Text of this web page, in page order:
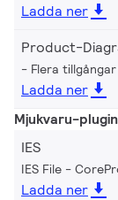
Ladda ner
Product-
Flera tillgångar
Ladda ner
Mjukvaru-plugin
IES
IES File -
Ladda ner